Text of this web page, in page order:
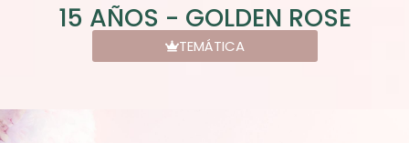
15 AÑOS - GOLDEN ROSE
TEMÁTICA